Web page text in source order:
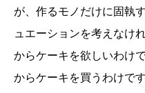
が、作るモノだけに固執
ュエーションを考えなけ
からケーキを欲しいわけ
からケーキを買うわけで